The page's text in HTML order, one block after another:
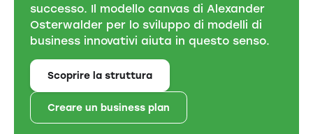
successo. Il modello canvas di Alexander
Osterwalder per lo sviluppo di modelli di
business innovativi aiuta in questo senso.
Scoprire la struttura
Creare un business plan